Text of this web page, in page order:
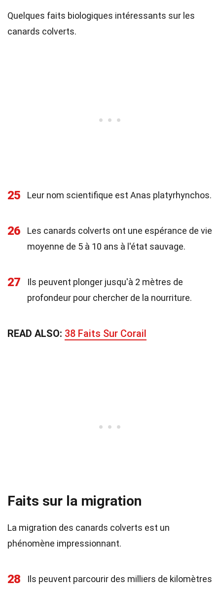
Quelques faits biologiques intéressants sur les
canards colverts.
25 Leur nom scientifique est Anas platyrhynchos.
26
Les canards colverts ont une espérance de vie
moyenne de 5 à 10 ans à l'état sauvage.
27
Ils peuvent plonger jusqu'à 2 mètres de
profondeur pour chercher de la nourriture.
READ ALSO: 38 Faits Sur Corail
Faits sur la migration
La migration des canards colverts est un
phénomène impressionnant.
28 Ils peuvent parcourir des milliers de kilomètres